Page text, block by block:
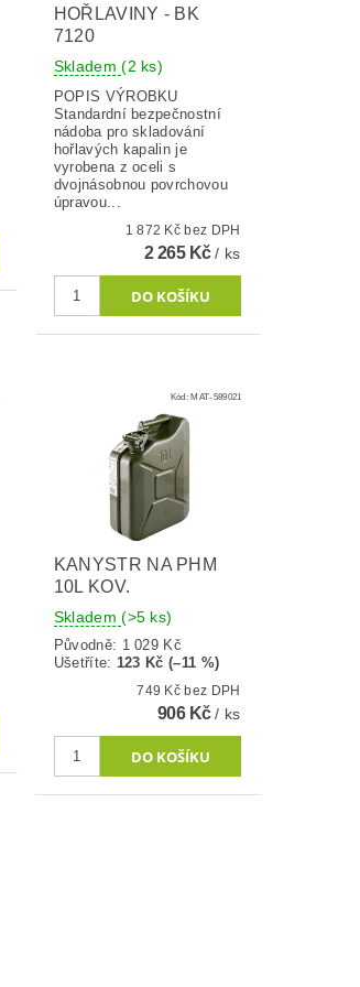
HOŘLAVINY - BK
7120
Skladem(2 ks)
POPIS VÝROBKU
Standardní bezpečnostní
nádoba pro skladování
hořlavých kapalin je
vyrobena z oceli s
dvojnásobnou povrchovou
úpravou...
1 872 Kč bez DPH
2 265 Kč/ ks
Kód:MAT-589021
KANYSTR NA PHM
10L KOV.
Skladem(>5 ks)
Původně: 1 029 Kč
Ušetříte: 123 Kč (–11 %)
749 Kč bez DPH
906 Kč/ ks